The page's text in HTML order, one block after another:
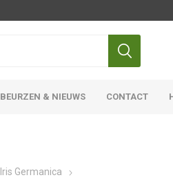
BEURZEN & NIEUWS CONTACT
Iris Germanica